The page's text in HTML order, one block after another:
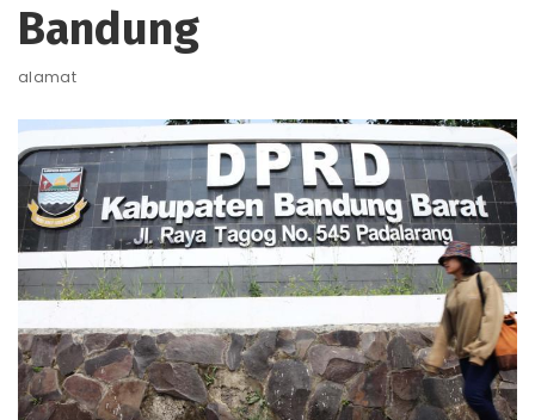
Bandung
alamat